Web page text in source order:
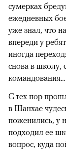
сумерках
ежедневных
уже знал, что
впереди у
иногда
снова в школу,
командования...
С тех пор
в Шанхае
поженились, у
подходил ее
вопрос, куда